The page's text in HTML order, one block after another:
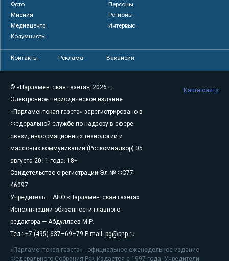
Фото
Персоны
Мнения
Регионы
Медиацентр
Интервью
Колумнисты
Контакты Реклама Вакансии
© «Парламентская газета», 2026 г.
Электронное периодическое издание
«Парламентская газета» зарегистрировано в
Федеральной службе по надзору в сфере
связи, информационных технологий и
массовых коммуникаций (Роскомнадзор) 05
августа 2011 года. 18+
Свидетельство о регистрации Эл № ФС77-
46097
Учредитель — АНО «Парламентская газета»
Исполняющий обязанности главного
редактора — Абдуллаев М.Р.
Тел.: +7 (495) 637–69–79 E-mail: pg@pnp.ru
«Парламентская газета» - официальное еженедельное издание
Федерального Собрания РФ. Издается с 1997 года. Учредители
Карта сайта